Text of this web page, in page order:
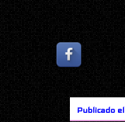
Publicado el